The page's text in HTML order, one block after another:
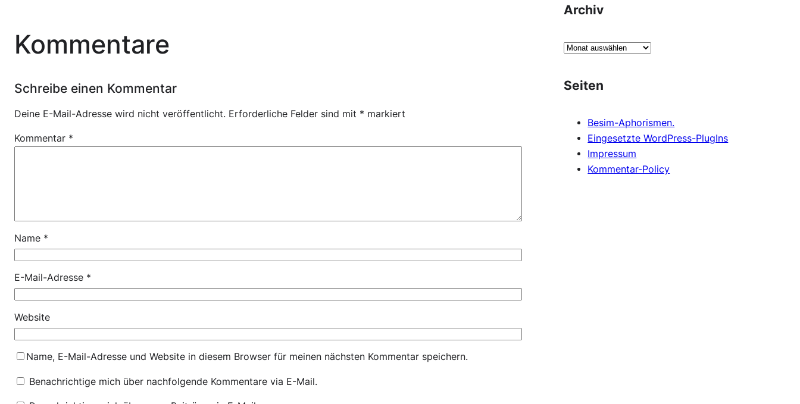
Kommentare
Schreibe einen Kommentar
Deine E-Mail-Adresse wird nicht veröffentlicht. Erforderliche Felder sind mit * markiert
Kommentar *
Name *
E-Mail-Adresse *
Website
Name, E-Mail-Adresse und Website in diesem Browser für meinen nächsten Kommentar speichern.
Benachrichtige mich über nachfolgende Kommentare via E-Mail.
Archiv
A
h
Seiten
Besim-Aphorismen.
Eingesetzte WordPress-PlugIns
Impressum
Kommentar-Policy